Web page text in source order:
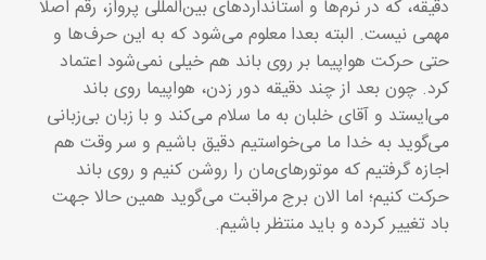
دقیقه، که در نرم‌ها و استانداردهای بین‌المللی پرواز، رقم اصلا
مهمی نیست. البته بعدا معلوم می‌شود که به این حرف‌ها و
حتی حرکت هواپیما بر روی باند هم خیلی نمی‌شود اعتماد
کرد. چون بعد از چند دقیقه دور زدن، هواپیما روی باند
می‌ایستد و آقای خلبان به ما سلام می‌کند و با زبان بی‌زبانی
می‌گوید به خدا ما می‌خواستیم دقیق باشیم و سر وقت هم
اجازه گرفتیم که موتورهای‌مان را روشن کنیم و روی باند
حرکت کنیم؛ اما الان برج مراقبت می‌گوید همین حالا جهت
باد تغییر کرده و باید منتظر باشیم.